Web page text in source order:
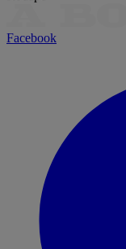
Facebook